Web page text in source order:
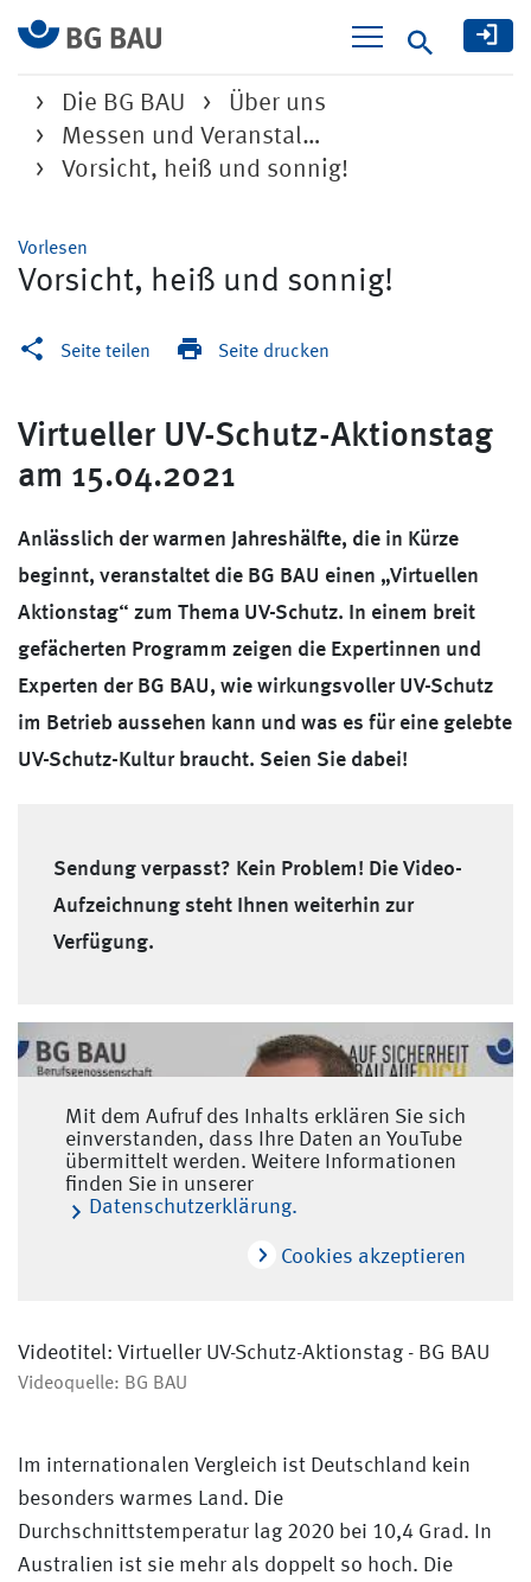
Suche
Die BG BAU
Über uns
Messen und Veranstal…
Vorsicht, heiß und sonnig!
Vorlesen
Vorsicht, heiß und sonnig!
Seite teilen Seite drucken
Virtueller UV-Schutz-Aktionstag
am 15.04.2021
Anlässlich der warmen Jahreshälfte, die in Kürze
beginnt, veranstaltet die BG BAU einen „Virtuellen
Aktionstag“ zum Thema UV-Schutz. In einem breit
gefächerten Programm zeigen die Expertinnen und
Experten der BG BAU, wie wirkungsvoller UV-Schutz
im Betrieb aussehen kann und was es für eine gelebte
UV-Schutz-Kultur braucht. Seien Sie dabei!
Sendung verpasst? Kein Problem! Die Video-
Aufzeichnung steht Ihnen weiterhin zur
Verfügung.
Mit dem Aufruf des Inhalts erklären Sie sich
einverstanden, dass Ihre Daten an YouTube
übermittelt werden. Weitere Informationen
finden Sie in unserer
Datenschutzerklärung.
Cookies akzeptieren
Videotitel: Virtueller UV-Schutz-Aktionstag - BG BAU
Videoquelle: BG BAU
Im internationalen Vergleich ist Deutschland kein
besonders warmes Land. Die
Durchschnittstemperatur lag 2020 bei 10,4 Grad. In
Australien ist sie mehr als doppelt so hoch. Die